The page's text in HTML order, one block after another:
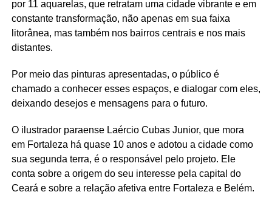
por 11 aquarelas, que retratam uma cidade vibrante e em
constante transformação, não apenas em sua faixa
litorânea, mas também nos bairros centrais e nos mais
distantes.
Por meio das pinturas apresentadas, o público é
chamado a conhecer esses espaços, e dialogar com eles,
deixando desejos e mensagens para o futuro.
O ilustrador paraense Laércio Cubas Junior, que mora
em Fortaleza há quase 10 anos e adotou a cidade como
sua segunda terra, é o responsável pelo projeto. Ele
conta sobre a origem do seu interesse pela capital do
Ceará e sobre a relação afetiva entre Fortaleza e Belém.